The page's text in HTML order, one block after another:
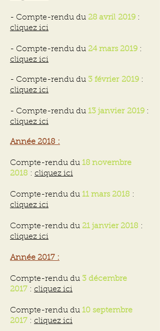
- Compte-rendu du 28 avril 2019 :
cliquez ici
- Compte-rendu du 24 mars 2019 :
cliquez ici
- Compte-rendu du 3 février 2019 :
cliquez ici
- Compte-rendu du 13 janvier 2019 :
cliquez ici
Année 2018 :
Compte-rendu du 18 novembre
2018 : cliquez ici
Compte-rendu du 11 mars 2018 :
cliquez ici
Compte-rendu du 21 janvier 2018 :
cliquez ici
Année 2017 :
Compte-rendu du 3 décembre
2017 : cliquez ici
Compte-rendu du 10 septembre
2017 : cliquez ici